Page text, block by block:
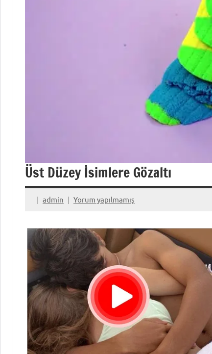
Üst Düzey İsimlere Gözaltı
admin Yorum yapılmamış